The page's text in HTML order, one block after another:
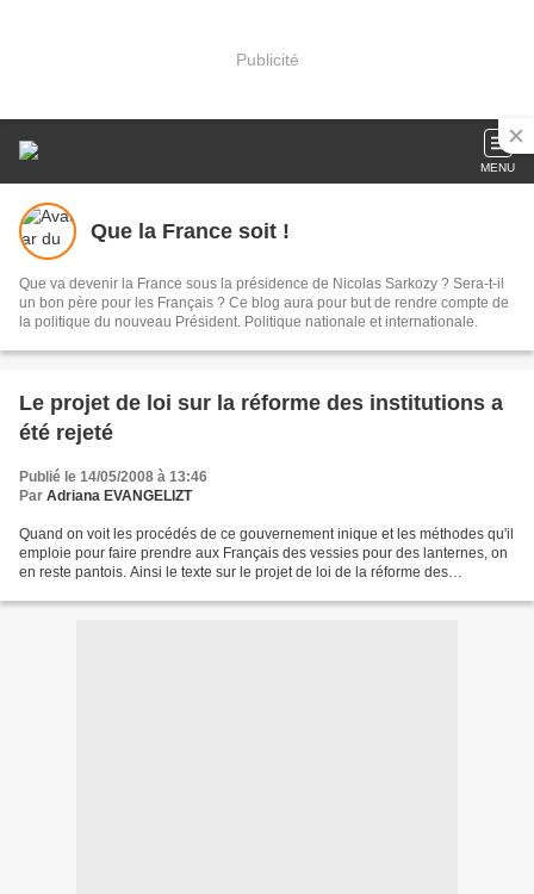
Publicité
MENU
Que la France soit !
Que va devenir la France sous la présidence de Nicolas Sarkozy ? Sera-t-il
un bon père pour les Français ? Ce blog aura pour but de rendre compte de
la politique du nouveau Président. Politique nationale et internationale.
Le projet de loi sur la réforme des institutions a
été rejeté
Publié le 14/05/2008 à 13:46
Par Adriana EVANGELIZT
Quand on voit les procédés de ce gouvernement inique et les méthodes qu'il
emploie pour faire prendre aux Français des vessies pour des lanternes, on
en reste pantois. Ainsi le texte sur le projet de loi de la réforme des